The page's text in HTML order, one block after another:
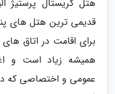
هتل کریستال پرستیژ
قدیمی ترین هتل های
برای اقامت در اتاق
همیشه زیاد است و
عمومی و اختصاصی که